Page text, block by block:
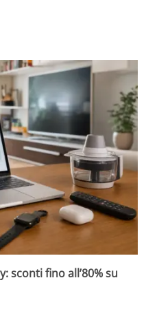
sconti fino all’80% su